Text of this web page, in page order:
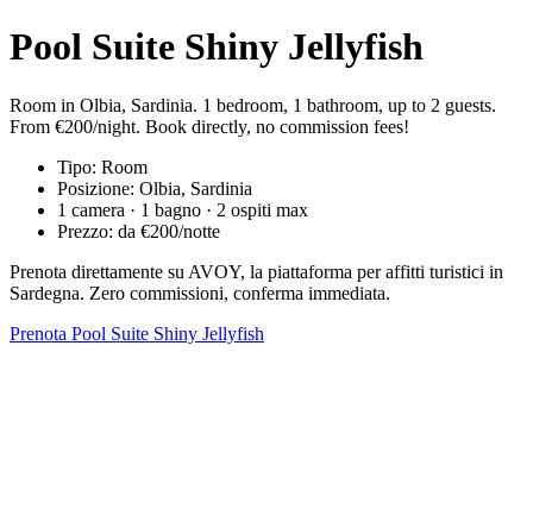
Pool Suite Shiny Jellyfish
Room in Olbia, Sardinia. 1 bedroom, 1 bathroom, up to 2 guests.
From €200/night. Book directly, no commission fees!
Tipo: Room
Posizione: Olbia, Sardinia
1 camera · 1 bagno · 2 ospiti max
Prezzo: da €200/notte
Prenota direttamente su AVOY, la piattaforma per affitti turistici in
Sardegna. Zero commissioni, conferma immediata.
Prenota Pool Suite Shiny Jellyfish